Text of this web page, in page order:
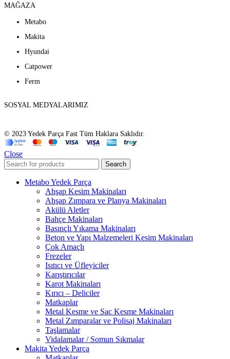
MAĞAZA
Metabo
Makita
Hyundai
Catpower
Ferm
SOSYAL MEDYALARIMIZ
© 2023 Yedek Parça Fast Tüm Haklara Saklıdır.
Close
Search
Metabo Yedek Parça
Ahşap Kesim Makinaları
Ahşap Zımpara ve Planya Makinaları
Akülü Aletler
Bahçe Makinaları
Basınçlı Yıkama Makinaları
Beton ve Yapı Malzemeleri Kesim Makinaları
Çok Amaçlı
Frezeler
Isıtıcı ve Üfleyiciler
Karıştırıcılar
Karot Makinaları
Kırıcı – Deliciler
Matkaplar
Metal Kesme ve Sac Kesme Makinaları
Metal Zımparalar ve Polisaj Makinaları
Taşlamalar
Vidalamalar / Somun Sıkmalar
Makita Yedek Parça